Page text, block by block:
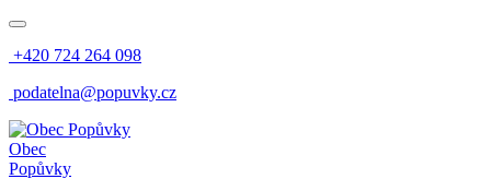
+420 724 264 098
podatelna@popuvky.cz
Obec
Popůvky